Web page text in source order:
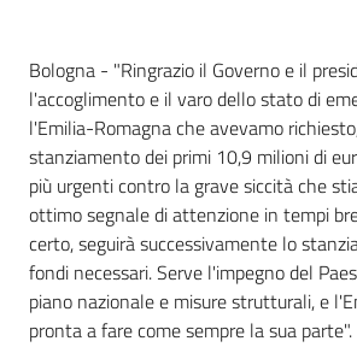
Contenuto
Bologna - "Ringrazio il Governo e il
l'accoglimento e il varo dello stato di
l'Emilia-Romagna che avevamo
stanziamento dei primi 10,9 milioni di
più urgenti contro la grave siccità che
ottimo segnale di attenzione in tempi
certo, seguirà successivamente lo
fondi necessari. Serve l'impegno del
piano nazionale e misure strutturali, e
pronta a fare come sempre la sua parte".